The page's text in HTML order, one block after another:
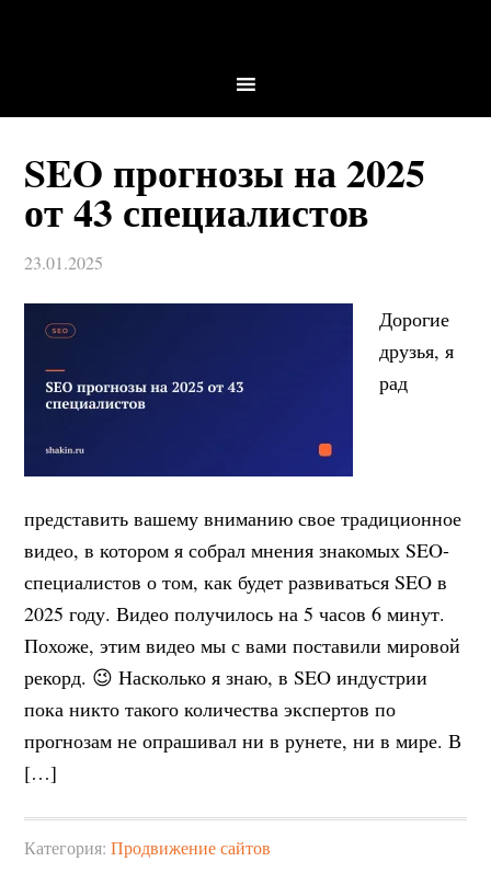
SEO прогнозы на 2025
от 43 специалистов
23.01.2025
Дорогие
друзья, я
рад
представить вашему вниманию свое традиционное
видео, в котором я собрал мнения знакомых SEO-
специалистов о том, как будет развиваться SEO в
2025 году. Видео получилось на 5 часов 6 минут.
Похоже, этим видео мы с вами поставили мировой
рекорд. 😉 Насколько я знаю, в SEO индустрии
пока никто такого количества экспертов по
прогнозам не опрашивал ни в рунете, ни в мире. В
[…]
Категория:Продвижение сайтов